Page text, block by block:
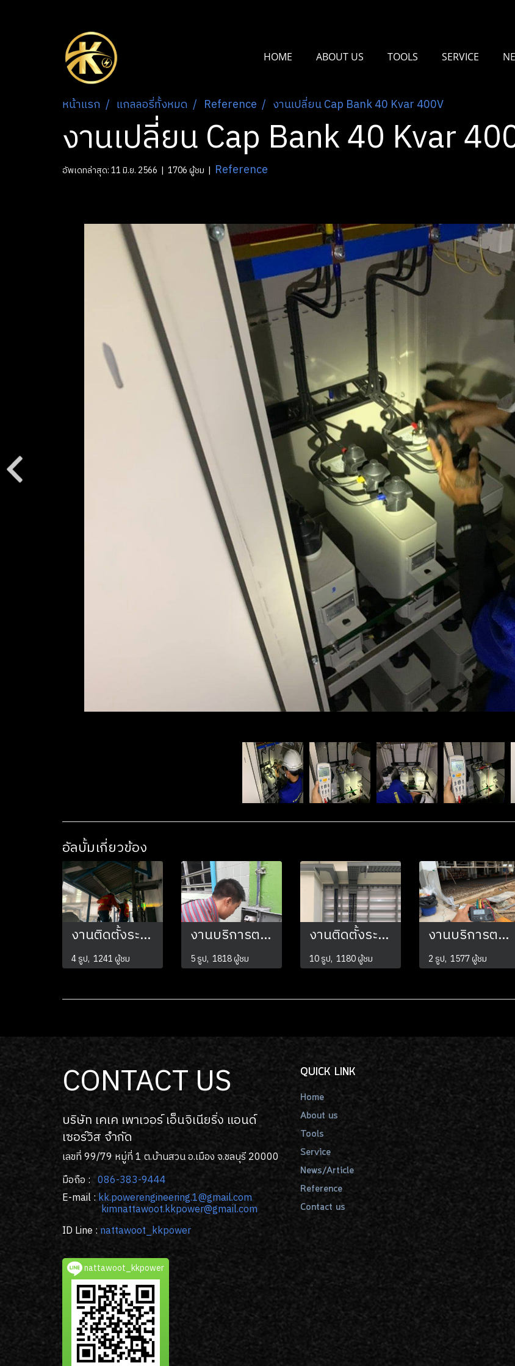
HOME ABOUT US TOOLS SERVICE
หน้าแรก แกลลอรี่ทั้งหมด Reference งานเปลี่ยน Cap Bank 40 Kvar 400V
งานเปลี่ยน Cap Bank 40 Kvar
อัพเดทล่าสุด: 11 มิ.ย. 2566 | 1706 ผู้ชม | Reference
อัลบั้มเกี่ยวข้อง
งานติดตั้งระบบแสงสว่างโคมไฟ LED 18w
4 รูป, 1241 ผู้ชม
งานบริการตรวจเช็คค่าความต้านทานดิน
5 รูป, 1818 ผู้ชม
งานติดตั้งระบบไฟฟ้าภายในโรงงาน
10 รูป, 1180 ผู้ชม
งานบริการตรวจเช็คค่าความต้านทานดิน
2 รูป, 1577 ผู้ชม
CONTACT US
บริษัท เคเค เพาเวอร์ เอ็นจิเนียริ่ง แอนด์
เซอร์วิส จํากัด
เลขที่ 99/79 หมู่ที่ 1 ต.บ้านสวน อ.เมือง จ.ชลบุรี 20000
มือถือ :086-383-9444
E-mail : kk.powerengineering.1@gmail.com
kimnattawoot.kkpower@gmail.com
ID Line : nattawoot_kkpower
nattawoot_kkpower
QUICK LINK
Home
About us
Tools
Service
News/Article
Reference
Contact us